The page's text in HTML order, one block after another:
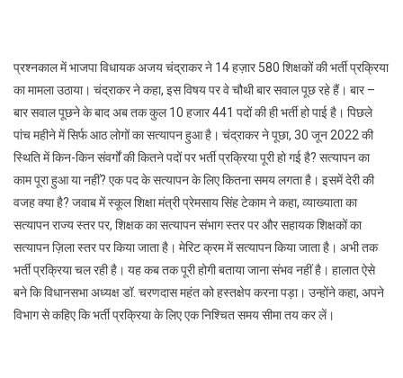
प्रश्नकाल में भाजपा विधायक अजय चंद्राकर ने 14 हज़ार 580 शिक्षकों की भर्ती प्रक्रिया
का मामला उठाया। चंद्राकर ने कहा, इस विषय पर वे चौथी बार सवाल पूछ रहे हैं। बार –
बार सवाल पूछने के बाद अब तक कुल 10 हजार 441 पदों की ही भर्ती हो पाई है। पिछले
पांच महीने में सिर्फ आठ लोगों का सत्यापन हुआ है। चंद्राकर ने पूछा, 30 जून 2022 की
स्थिति में किन-किन संवर्गों की कितने पदों पर भर्ती प्रक्रिया पूरी हो गई है? सत्यापन का
काम पूरा हुआ या नहीं? एक पद के सत्यापन के लिए कितना समय लगता है। इसमें देरी की
वजह क्या है? जवाब में स्कूल शिक्षा मंत्री प्रेमसाय सिंह टेकाम ने कहा, व्याख्याता का
सत्यापन राज्य स्तर पर, शिक्षक का सत्यापन संभाग स्तर पर और सहायक शिक्षकों का
सत्यापन ज़िला स्तर पर किया जाता है। मेरिट क्रम में सत्यापन किया जाता है। अभी तक
भर्ती प्रक्रिया चल रही है। यह कब तक पूरी होगी बताया जाना संभव नहीं है। हालात ऐसे
बने कि विधानसभा अध्यक्ष डॉ. चरणदास महंत को हस्तक्षेप करना पड़ा। उन्होंने कहा, अपने
विभाग से कहिए कि भर्ती प्रक्रिया के लिए एक निश्चित समय सीमा तय कर लें।